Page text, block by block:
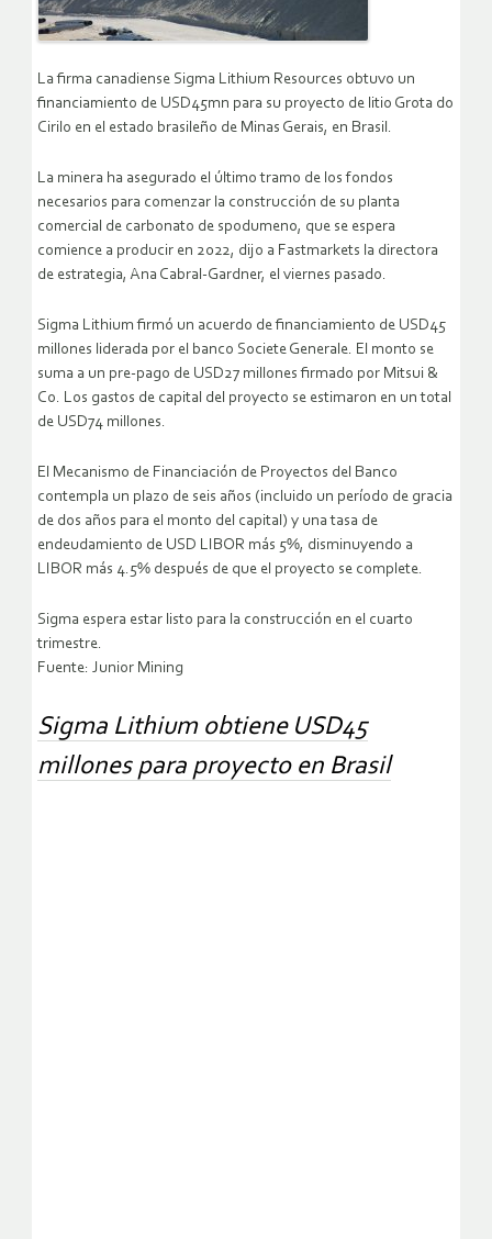
La firma canadiense Sigma Lithium Resources obtuvo un
financiamiento de USD45mn para su proyecto de litio Grota do
Cirilo en el estado brasileño de Minas Gerais, en Brasil.
La minera ha asegurado el último tramo de los fondos
necesarios para comenzar la construcción de su planta
comercial de carbonato de spodumeno, que se espera
comience a producir en 2022, dijo a Fastmarkets la directora
de estrategia, Ana Cabral-Gardner, el viernes pasado.
Sigma Lithium firmó un acuerdo de financiamiento de USD45
millones liderada por el banco Societe Generale. El monto se
suma a un pre-pago de USD27 millones firmado por Mitsui &
Co. Los gastos de capital del proyecto se estimaron en un total
de USD74 millones.
El Mecanismo de Financiación de Proyectos del Banco
contempla un plazo de seis años (incluido un período de gracia
de dos años para el monto del capital) y una tasa de
endeudamiento de USD LIBOR más 5%, disminuyendo a
LIBOR más 4.5% después de que el proyecto se complete.
Sigma espera estar listo para la construcción en el cuarto
trimestre.
Fuente: Junior Mining
Sigma Lithium obtiene USD45
millones para proyecto en Brasil